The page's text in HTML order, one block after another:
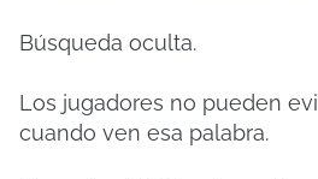
Búsqueda oculta.
Los jugadores no pueden
cuando ven esa palabra.